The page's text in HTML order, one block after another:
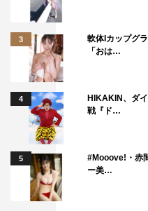
3
軟体Iカップグ
「おは…
4
HIKAKIN、ダ
戦『ド…
5
#Mooove!・赤
ー美…